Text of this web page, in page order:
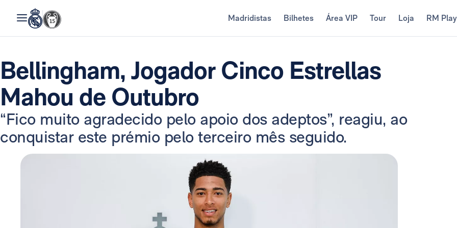
Madridistas Bilhetes Área VIP Tour Loja RM Play
Bellingham, Jogador Cinco Estrellas
Mahou de Outubro
“Fico muito agradecido pelo apoio dos adeptos”, reagiu, ao
conquistar este prémio pelo terceiro mês seguido.